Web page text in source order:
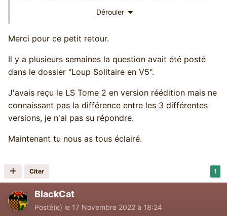
Rhygar. Hourra! C’est ce qu’ils ont fait! Le
Sauf que… Gallimard a oublié d’inverser les
numéros de paragraphe!
Conséquence. Si vous avez la lance et que vous
ne voulez pas vous en séparer, le livre vous
envoie voir les Noudics au 118.
Et si vous n’avez pas la lance magique ou que
vous choisissez de la donner à Rhygar? Direction
donc désormais impossible de réussir La
Traversée infernale sans posséder la lance
magique.
J’apprécie énormément les rééditions et tous les
Dérouler
Merci pour ce petit retour.
Il y a plusieurs semaines la question avait été posté
dans le dossier "Loup Solitaire en V5".
J'avais reçu le LS Tome 2 en version réédition mais ne
connaissant pas la différence entre les 3 différentes
versions, je n'ai pas su répondre.
Maintenant tu nous as tous éclairé.
1
Citer
BlackCat
Posté(e) le 17 Novembre 2022 à 18:24